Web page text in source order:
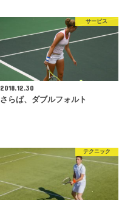
サービス
2018.12.30
さらば、ダブルフォルト
テクニック